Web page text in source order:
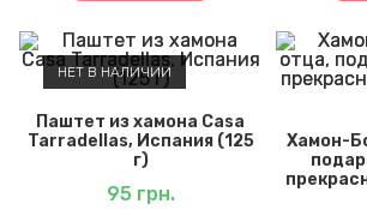
НЕТ В НАЛИЧИИ
Паштет из хамона Casa
Tarradellas, Испания (125
г)
95 грн.
Хамон-